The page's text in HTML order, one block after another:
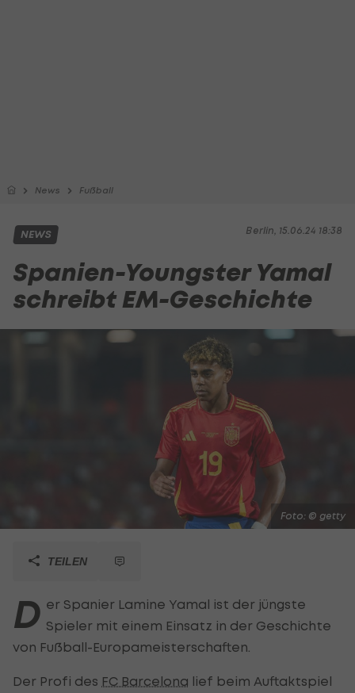
News Fußball
Berlin, 15.06.24 18:38
NEWS
Spanien-Youngster Yamal
schreibt EM-Geschichte
Foto: © getty
TEILEN
D er Spanier Lamine Yamal ist der jüngste
Spieler mit einem Einsatz in der Geschichte
von Fußball-Europameisterschaften.
Der Profi des FC Barcelona lief beim Auftaktspiel